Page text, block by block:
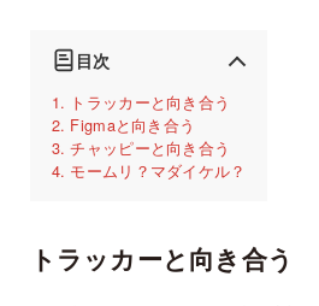
目次
トラッカーと向き合う
Figmaと向き合う
チャッピーと向き合う
モームリ？マダイケル？
トラッカーと向き合う